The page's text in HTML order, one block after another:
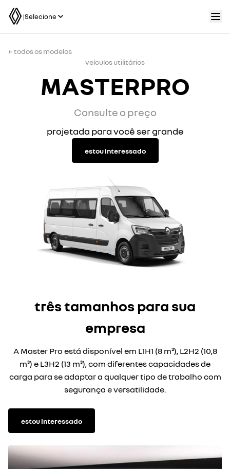
|Selecione
← todos os modelos
veículos utilitários
MASTERPRO
Consulte o preço
projetada para você ser grande
estou interessado
três tamanhos para sua
empresa
A Master Pro está disponível em L1H1 (8 m³), L2H2 (10,8
m³) e L3H2 (13 m³), com diferentes capacidades de
carga para se adaptar a qualquer tipo de trabalho com
segurança e versatilidade.
estou interessado